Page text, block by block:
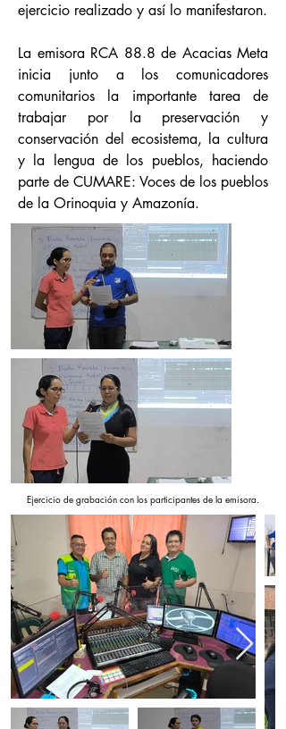
ejercicio realizado y así lo manifestaron.
La emisora RCA 88.8 de Acacias Meta
inicia junto a los comunicadores
comunitarios la importante tarea de
trabajar por la preservación y
conservación del ecosistema, la cultura
y la lengua de los pueblos, haciendo
parte de CUMARE: Voces de los pueblos
de la Orinoquia y Amazonía.
Ejercicio de grabación con los participantes de la emisora.